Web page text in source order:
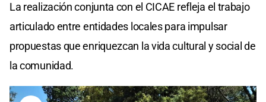
La realización conjunta con el CICAE refleja el trabajo
articulado entre entidades locales para impulsar
propuestas que enriquezcan la vida cultural y social de
la comunidad.